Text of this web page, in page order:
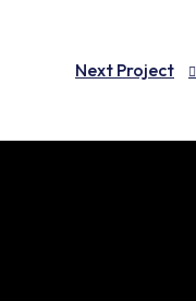
Next Project